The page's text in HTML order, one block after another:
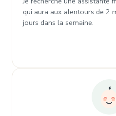
qui aura aux alentours de 2
jours dans la semaine.